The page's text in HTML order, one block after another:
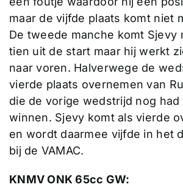
maar de vijfde plaats komt niet
De tweede manche komt Sjevy
tien uit de start maar hij werkt
naar voren. Halverwege de
vierde plaats overnemen van
die de vorige wedstrijd nog
winnen. Sjevy komt als vierde
en wordt daarmee vijfde in het
bij de VAMAC.
KNMV ONK 65cc GW: